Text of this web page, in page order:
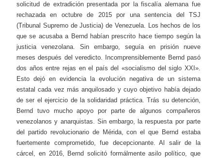
solicitud de extradición presentada por la fiscalía alemana fue
rechazada en octubre de 2015 por una sentencia del TSJ
(Tribunal Supremo de Justicia) de Venezuela. Los hechos de los
que se acusaba a Bernd habían prescrito hace tiempo según la
justicia venezolana. Sin embargo, seguía en prisión nueve
meses después del veredicto. Incomprensiblemente Bernd pasó
dos años entre rejas en el país del «socialismo del siglo XXI».
Esto dejó en evidencia la evolución negativa de un sistema
estatal cada vez más anquilosado y cuyo objetivo había dejado
de ser el ejercicio de la solidaridad práctica. Trás su detención,
Bernd tuvo mucho apoyo por parte de algunos compañeros
venezolanos y anarquistas. Sin embargo, la respuesta por parte
del partido revolucionario de Mérida, con el que Bernd estaba
fuertemente comprometido, fue decepcionante. Al salir de la
cárcel, en 2016, Bernd solicitó formálmente asilo político, que